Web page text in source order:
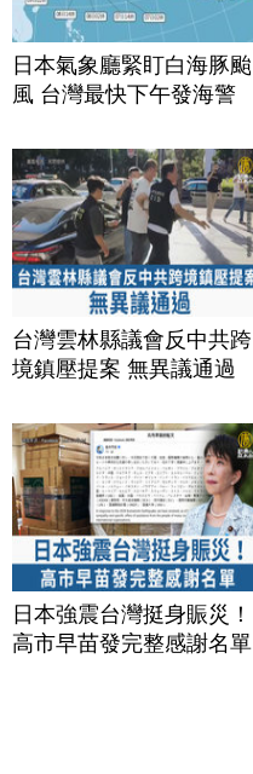
日本氣象廳緊盯白海豚颱
風 台灣最快下午發海警
台灣雲林縣議會反中共跨
境鎮壓提案 無異議通過
日本強震台灣挺身賑災！
高市早苗發完整感謝名單